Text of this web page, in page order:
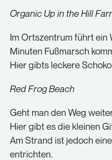
Organic Up in the Hill
Im Ortszentrum führt ein
Minuten Fußmarsch
Hier gibts leckere
Red Frog Beach
Geht man den Weg
Hier gibt es die kleinen
Am Strand ist jedoch
entrichten.